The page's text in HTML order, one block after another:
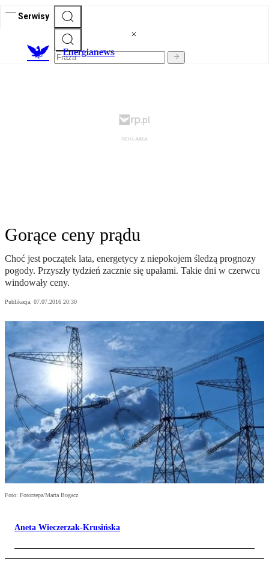
Serwisy
Energianews
Gorące ceny prądu
Choć jest początek lata, energetycy z niepokojem śledzą prognozy
pogody. Przyszły tydzień zacznie się upałami. Takie dni w czerwcu
windowały ceny.
Publikacja: 07.07.2016 20:30
Foto: Fotorzepa/Marta Bogacz
Aneta Wieczerzak-Krusińska